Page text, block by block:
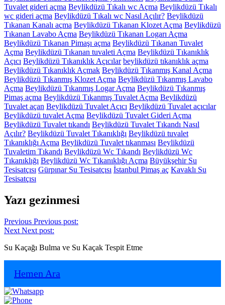
Tuvalet gideri açma Beylikdüzü Tıkalı wc Açma Beylikdüzü Tıkalı
wc gideri açma Beylikdüzü Tıkalı wc Nasıl Açılır? Beylikdüzü
Tıkanan Kanalı açma Beylikdüzü Tıkanan Klozet Açma Beylikdüzü
Tıkanan Lavabo Açma Beylikdüzü Tıkanan Logarı Açma
Beylikdüzü Tıkanan Pimaşı açma Beylikdüzü Tıkanan Tuvalet
Açma Beylikdüzü Tıkanan tuvaleti Açma Beylikdüzü Tıkanıklık
Açıcı Beylikdüzü Tıkanıklık Açıcılar beylikdüzü tıkanıklık açma
Beylikdüzü Tıkanıklık Açmak Beylikdüzü Tıkanmış Kanal Açma
Beylikdüzü Tıkanmış Klozet Açma Beylikdüzü Tıkanmış Lavabo
Açma Beylikdüzü Tıkanmış Logar Açma Beylikdüzü Tıkanmış
Pimaş açma Beylikdüzü Tıkanmış Tuvalet Açma Beylikdüzü
Tuvalet açan Beylikdüzü Tuvalet Açıcı Beylikdüzü Tuvalet açıcılar
Beylikdüzü tuvalet Açma Beylikdüzü Tuvalet Gideri Açma
Beylikdüzü Tuvalet tıkandı Beylikdüzü Tuvalet Tıkandı Nasıl
Açılır? Beylikdüzü Tuvalet Tıkanıklığı Beylikdüzü tuvalet
Tıkanıklığı Açma Beylikdüzü Tuvalet tıkanması Beylikdüzü
Tuvaletim Tıkandı Beylikdüzü Wc Tıkandı Beylikdüzü Wc
Tıkanıklığı Beylikdüzü Wc Tıkanıklığı Açma Büyükşehir Su
Tesisatçısı Gürpınar Su Tesisatçısı İstanbul Pimaş aç Kavaklı Su
Tesisatçısı
Yazı gezinmesi
Previous Previous post:
Next Next post:
Su Kaçağı Bulma ve Su Kaçak Tespit Etme
Hemen Ara